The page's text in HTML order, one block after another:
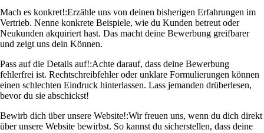
Mach es konkret!:Erzähle uns von deinen bisherigen Erfahrungen im
Vertrieb. Nenne konkrete Beispiele, wie du Kunden betreut oder
Neukunden akquiriert hast. Das macht deine Bewerbung greifbarer
und zeigt uns dein Können.
Pass auf die Details auf!:Achte darauf, dass deine Bewerbung
fehlerfrei ist. Rechtschreibfehler oder unklare Formulierungen können
einen schlechten Eindruck hinterlassen. Lass jemanden drüberlesen,
bevor du sie abschickst!
Bewirb dich über unsere Website!:Wir freuen uns, wenn du dich direkt
über unsere Website bewirbst. So kannst du sicherstellen, dass deine